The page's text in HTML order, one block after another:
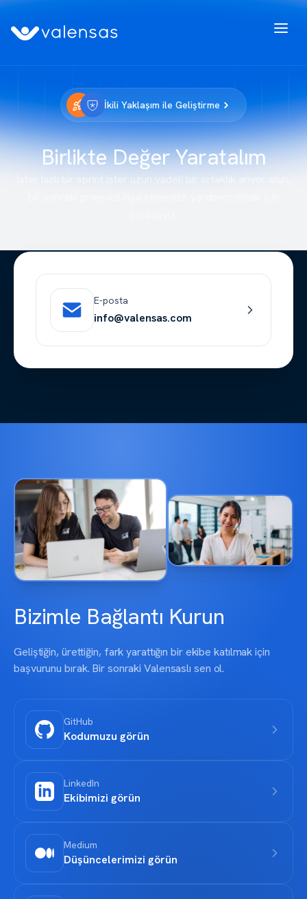
İkili Yaklaşım ile Geliştirme
Birlikte Değer Yaratalım
İster hızlı bir sprint ister uzun vadeli bir ortaklık arıyor olun,
E-posta
info@valensas.com
Bizimle Bağlantı Kurun
Geliştiğin, ürettiğin, fark yarattığın bir ekibe katılmak için
başvurunu bırak. Bir sonraki Valensaslı sen ol.
GitHub
Kodumuzu görün
LinkedIn
Ekibimizi görün
Medium
Düşüncelerimizi görün